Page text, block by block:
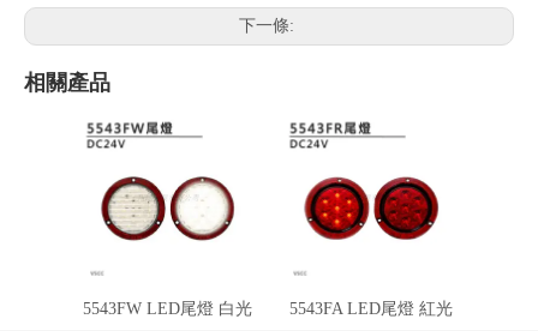
下一條:
相關產品
5543FW LED尾燈 白光 5543FA LED尾燈 紅光